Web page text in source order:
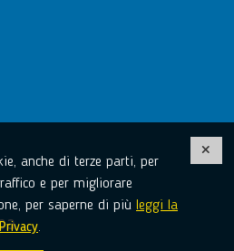
anche di terze parti, per
e per migliorare
per saperne di più leggi la
.